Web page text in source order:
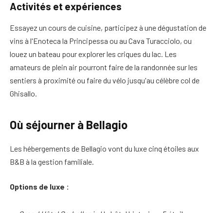
Activités et expériences
Essayez un cours de cuisine, participez à une dégustation de
vins à l'Enoteca la Principessa ou au Cava Turacciolo, ou
louez un bateau pour explorer les criques du lac. Les
amateurs de plein air pourront faire de la randonnée sur les
sentiers à proximité ou faire du vélo jusqu'au célèbre col de
Ghisallo.
Où séjourner à Bellagio
Les hébergements de Bellagio vont du luxe cinq étoiles aux
B&B à la gestion familiale.
Options de luxe :